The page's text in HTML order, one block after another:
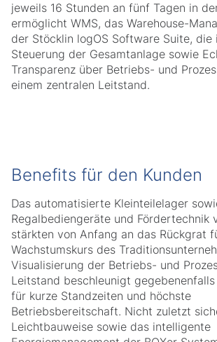
jeweils 16 Stunden an fünf Tagen in
ermöglicht WMS, das Warehouse-
der Stöcklin logOS Software Suite,
Steuerung der Gesamtanlage sowie
Transparenz über Betriebs- und
einem zentralen Leitstand.
Benefits für den Kunden
Das automatisierte Kleinteilelager
Regalbediengeräte und Fördertechnik
stärkten von Anfang an das Rückgrat
Wachstumskurs des
Visualisierung der Betriebs- und
Leitstand beschleunigt
für kurze Standzeiten und höchste
Betriebsbereitschaft. Nicht zuletzt
Leichtbauweise sowie das intelligente